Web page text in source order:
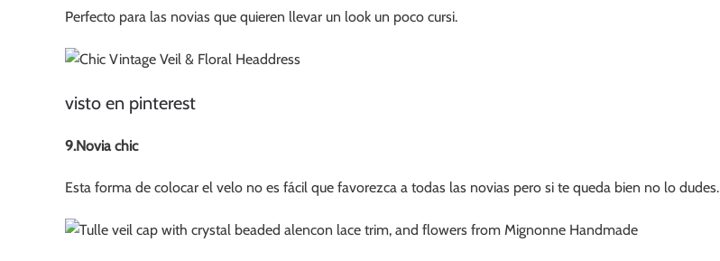
Perfecto para las novias que quieren llevar un look un poco cursi.
visto en pinterest
9.Novia chic
Esta forma de colocar el velo no es fácil que favorezca a todas las novias pero si te queda bien no lo dudes.